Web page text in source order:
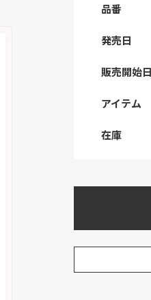
品番
発売日
販売開始日
アイテム
在庫